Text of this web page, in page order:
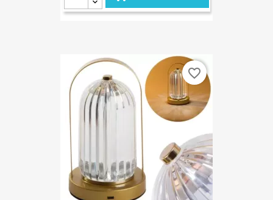
favorite_border